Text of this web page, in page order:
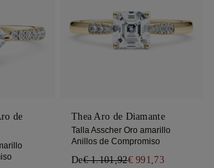
de
Thea Aro de Diamante
Talla Asscher Oro amarillo
Anillos de Compromiso
De€ 1.101,92€ 991,73